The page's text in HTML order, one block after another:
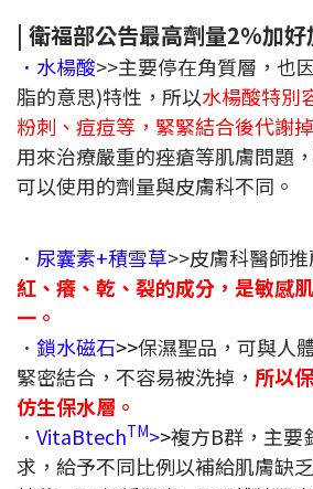
| 衛福部公告最高劑量2%加好
．水楊酸>>主要停在角質層，也
脂的意思)特性，所以水楊酸特別
粉刺、痘痘等，緊緊結合後代謝掉
用來治療嚴重的痤瘡等肌膚問題
可以使用的劑量與皮膚科不同。
． 尿囊素+積雪草>>皮膚科醫師
紅、癢、乾、裂的成分，是敏感
一 。
． 鎖水磁石>>保濕聖品，可與人
緊密結合，不容易被洗掉， 所以
仿生保水層 。
． VitaBtechTM>>複方B群，主要
求，給予不同比例以補給肌膚缺